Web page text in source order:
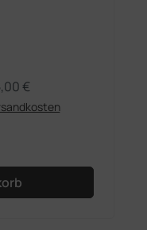
Preis:
€
den